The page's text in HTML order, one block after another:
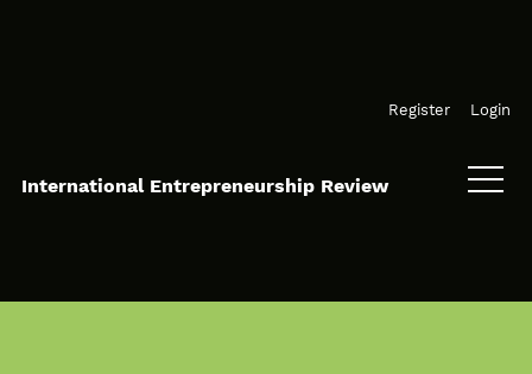
Register Login
International Entrepreneurship Review